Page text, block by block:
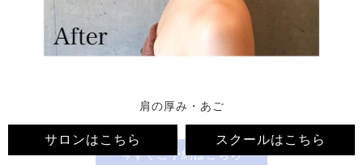
スクールはこちら
サロンはこちら
肩の厚み・あご
今すぐご予約はこちら